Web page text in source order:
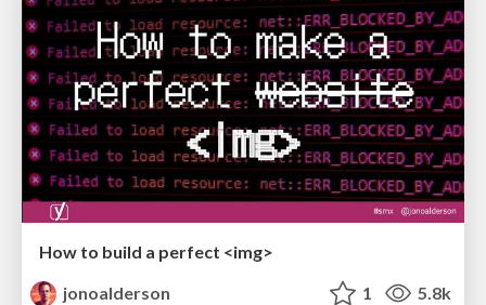
How to build a perfect <img>
jonoalderson
1 5.8k